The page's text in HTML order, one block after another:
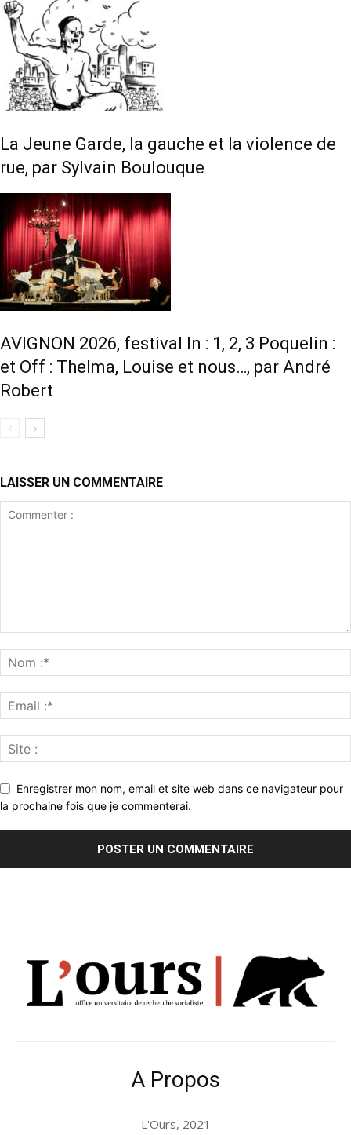
La Jeune Garde, la gauche et la violence de
rue, par Sylvain Boulouque
AVIGNON 2026, festival In : 1, 2, 3 Poquelin :
et Off : Thelma, Louise et nous…, par André
Robert
LAISSER UN COMMENTAIRE
Enregistrer mon nom, email et site web dans ce navigateur pour
la prochaine fois que je commenterai.
A Propos
L'Ours, 2021